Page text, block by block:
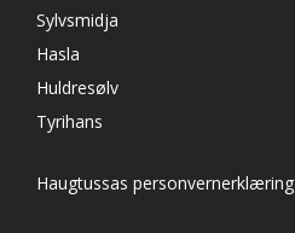
Sylvsmidja
Hasla
Huldresølv
Tyrihans
Haugtussas personvernerklæring